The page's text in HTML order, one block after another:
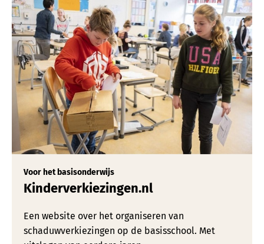
Voor het basisonderwijs
Kinderverkiezingen.nl
Een website over het organiseren van
schaduwverkiezingen op de basisschool. Met